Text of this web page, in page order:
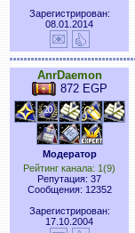
Зарегистрирован:
08.01.2014
AnrDaemon
872 EGP
Модератор
Рейтинг канала: 1(9)
Репутация: 37
Сообщения: 12352
Зарегистрирован:
17.10.2004